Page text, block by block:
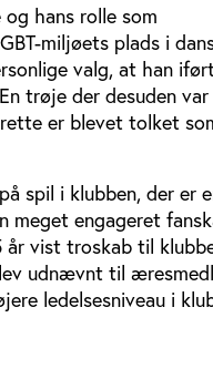
hans rolle som
miljøets plads i
valg, at han
trøje der desuden
er blevet tolket
spil i klubben, der er
engageret
år vist troskab til
udnævnt til
ledelsesniveau i